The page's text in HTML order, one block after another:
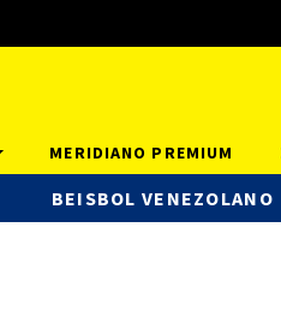
BEISBOL VENEZOLANO
MERIDIANO PREMIUM